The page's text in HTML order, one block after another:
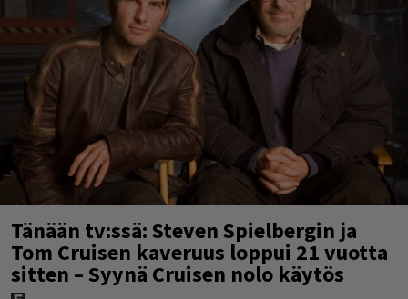
Tänään tv:ssä: Steven Spielbergin ja
Tom Cruisen kaveruus loppui 21 vuotta
sitten – Syynä Cruisen nolo käytös